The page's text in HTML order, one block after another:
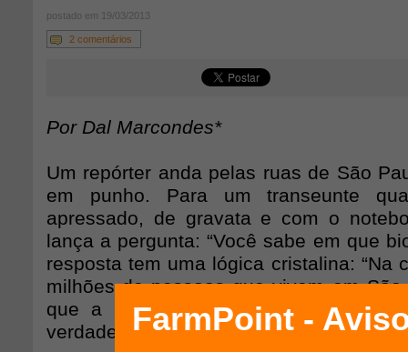
postado em 19/03/2013
2 comentários
Por Dal Marcondes*
Um repórter anda pelas ruas de São
em punho. Para um transeunte
apressado, de gravata e com o
lança a pergunta: “Você sabe em que
resposta tem uma lógica cristalina: “Na
milhões de pessoas que vivem em
que a região onde a cidade fincou
verdade, um pedaço do bioma da Mata